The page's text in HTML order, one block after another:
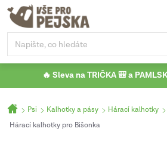
Přejít
obsah
🔥 Sleva na TRIČKA 🎒 a
Domů
Psi Kalhotky a pásy
Hárací kalhotky
Hárací kalhotky pro Bišonka